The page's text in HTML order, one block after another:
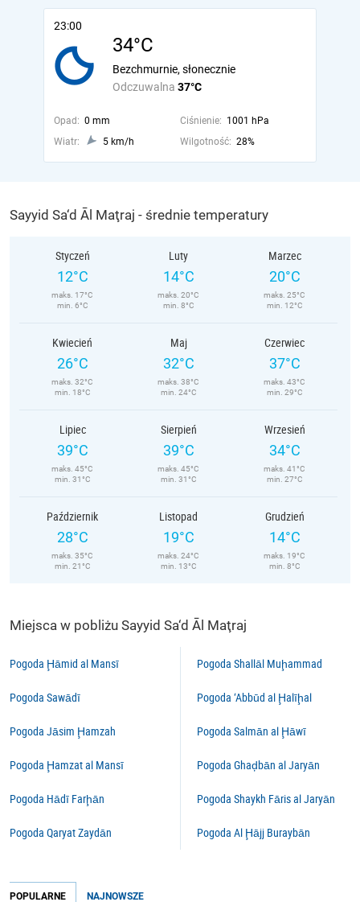
23:00
34°C
Odczuwalna 37°C
Bezchmurnie, słonecznie
Opad: 0 mm Ciśnienie: 1001 hPa
Wiatr:
5 km/h Wilgotność: 28%
Sayyid Sa‘d Āl Maţraj - średnie temperatury
Styczeń
12°C
maks. 17°C
min. 6°C
Luty
14°C
maks. 20°C
min. 8°C
Marzec
20°C
maks. 25°C
min. 12°C
Kwiecień
26°C
maks. 32°C
min. 18°C
Maj
32°C
maks. 38°C
min. 24°C
Czerwiec
37°C
maks. 43°C
min. 29°C
Lipiec
39°C
maks. 45°C
min. 31°C
Sierpień
39°C
maks. 45°C
min. 31°C
Wrzesień
34°C
maks. 41°C
min. 27°C
Październik
28°C
maks. 35°C
min. 21°C
Listopad
19°C
maks. 24°C
min. 13°C
Grudzień
14°C
maks. 19°C
min. 8°C
Miejsca w pobliżu Sayyid Sa‘d Āl Maţraj
Pogoda Ḩāmid al Mansī
Pogoda Sawādī
Pogoda Jāsim Ḩamzah
Pogoda Ḩamzat al Mansī
Pogoda Hādī Farḩān
Pogoda Qaryat Zaydān
Pogoda Shallāl Muḩammad
Pogoda ‘Abbūd al Ḩalīḩal
Pogoda Salmān al Ḩāwī
Pogoda Ghaḑbān al Jaryān
Pogoda Shaykh Fāris al Jaryān
Pogoda Al Ḩājj Buraybān
POPULARNE NAJNOWSZE